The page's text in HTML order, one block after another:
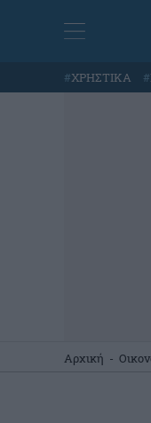
#ΧΡΗΣΤΙΚΑ #
Αρχική -